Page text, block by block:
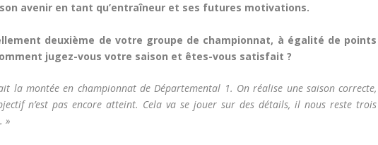
avenir en tant qu’entraîneur et ses futures motivations.
deuxième de votre groupe de championnat, à égalité de points
jugez-vous votre saison et êtes-vous satisfait ?
la montée en championnat de Départemental 1. On réalise une saison correcte,
n’est pas encore atteint. Cela va se jouer sur des détails, il nous reste trois
»